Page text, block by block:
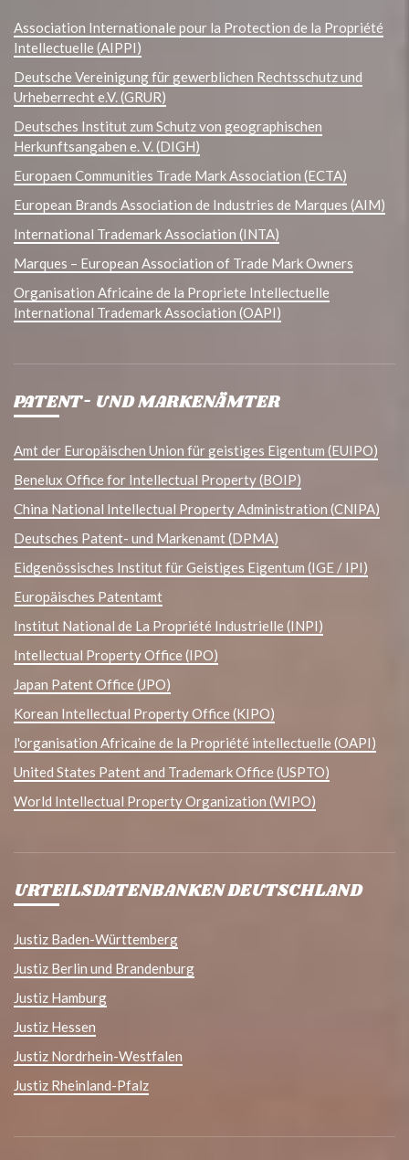
Association Internationale pour la Protection de la Propriété
Intellectuelle (AIPPI)
Deutsche Vereinigung für gewerblichen Rechtsschutz und
Urheberrecht e.V. (GRUR)
Deutsches Institut zum Schutz von geographischen
Herkunftsangaben e. V. (DIGH)
Europaen Communities Trade Mark Association (ECTA)
European Brands Association de Industries de Marques (AIM)
International Trademark Association (INTA)
Marques – European Association of Trade Mark Owners
Organisation Africaine de la Propriete Intellectuelle
International Trademark Association (OAPI)
PATENT- UND MARKENÄMTER
Amt der Europäischen Union für geistiges Eigentum (EUIPO)
Benelux Office for Intellectual Property (BOIP)
China National Intellectual Property Administration (CNIPA)
Deutsches Patent- und Markenamt (DPMA)
Eidgenössisches Institut für Geistiges Eigentum (IGE / IPI)
Europäisches Patentamt
Institut National de La Propriété Industrielle (INPI)
Intellectual Property Office (IPO)
Japan Patent Office (JPO)
Korean Intellectual Property Office (KIPO)
l'organisation Africaine de la Propriété intellectuelle (OAPI)
United States Patent and Trademark Office (USPTO)
World Intellectual Property Organization (WIPO)
URTEILSDATENBANKEN DEUTSCHLAND
Justiz Baden-Württemberg
Justiz Berlin und Brandenburg
Justiz Hamburg
Justiz Hessen
Justiz Nordrhein-Westfalen
Justiz Rheinland-Pfalz